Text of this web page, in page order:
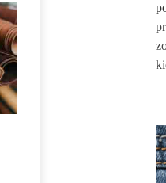
NASZA SKÓRZANA
RAMONESKA